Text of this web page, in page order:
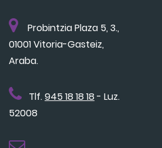
Probintzia Plaza 5, 3.,
01001 Vitoria-Gasteiz,
Araba.
Tlf.945 18 18 18 - Luz.
52008